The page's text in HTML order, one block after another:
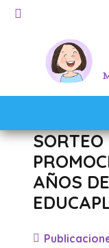
AÑOS